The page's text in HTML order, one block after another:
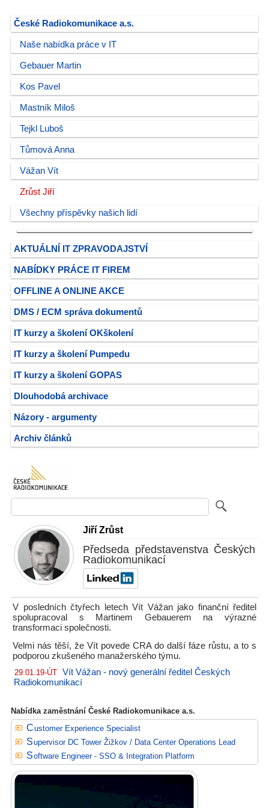
České Radiokomunikace a.s.
Naše nabídka práce v IT
Gebauer Martin
Kos Pavel
Mastník Miloš
Tejkl Luboš
Tůmová Anna
Vážan Vít
Zrůst Jiří
Všechny příspěvky našich lidí
AKTUÁLNÍ IT ZPRAVODAJSTVÍ
NABÍDKY PRÁCE IT FIREM
OFFLINE A ONLINE AKCE
DMS / ECM správa dokumentů
IT kurzy a školení OKškolení
IT kurzy a školení Pumpedu
IT kurzy a školení GOPAS
Dlouhodobá archivace
Názory - argumenty
Archiv článků
Jiří Zrůst
Předseda představenstva Českých
Radiokomunikací
V posledních čtyřech letech Vít Vážan jako finanční ředitel
spolupracoval s Martinem Gebauerem na výrazné
transformaci společnosti.
Velmi nás těší, že Vít povede CRA do další fáze růstu, a to s
podporou zkušeného manažerského týmu.
29.01.19-ÚT Vít Vážan - nový generální ředitel Českých
Radiokomunikací
Nabídka zaměstnání České Radiokomunikace a.s.
Customer Experience Specialist
Supervisor DC Tower Žižkov / Data Center Operations Lead
Software Engineer - SSO & Integration Platform